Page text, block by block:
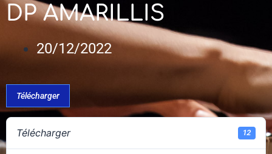
DP AMARILLIS
20/12/2022
Télécharger
Télécharger 12